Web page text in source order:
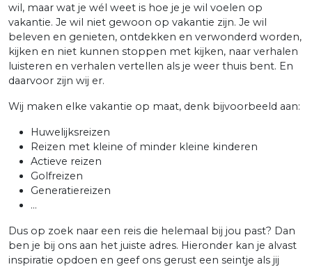
wil, maar wat je wél weet is hoe je je wil voelen op
vakantie. Je wil niet gewoon op vakantie zijn. Je wil
beleven en genieten, ontdekken en verwonderd worden,
kijken en niet kunnen stoppen met kijken, naar verhalen
luisteren en verhalen vertellen als je weer thuis bent. En
daarvoor zijn wij er.
Wij maken elke vakantie op maat, denk bijvoorbeeld aan:
Huwelijksreizen
Reizen met kleine of minder kleine kinderen
Actieve reizen
Golfreizen
Generatiereizen
...
Dus op zoek naar een reis die helemaal bij jou past? Dan
ben je bij ons aan het juiste adres. Hieronder kan je alvast
inspiratie opdoen en geef ons gerust een seintje als jij